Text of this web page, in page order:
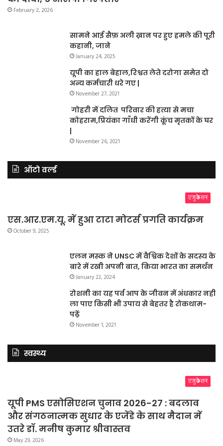
February 2, 2026
सामने आई सैफ़ अली ख़ान पर हुए हमले की पूरी
कहानी, जाने
January 24, 2025
यूपी का हाल बेहाल,रिश्वत लेते दरोगा समेत दो
अन्य कर्मचारी धरे गए |
November 27, 2021
गोहरी में दलित परिवार की हत्या से मचा
कोहराम,प्रियंका गाँधी करेंगी कूंच मृतकों के घर
|
November 26, 2021
ऑटो वर्ल्ड
एजुकेशन
एस.आर.एम.यू. में हुआ टाटा मोटर्स प्रगति कार्यक्रम
October 9, 2025
एलन मस्क ने UNSC में वैश्विक देशों के सदस्य के
बारे में रखी अपनी बात, किया भारत का समर्थन
January 23, 2024
रोशनी का यह पर्व आप के जीवन में अंधकार नहीं
ला पाए किसी भी उपाय से बेहतर है रोकथाम-
पढ़ें
November 1, 2021
स्वस्थ्य
एजुकेशन
यूपी PMS एसोसिएशन चुनाव 2026-27 : बदलाव
और संगठनात्मक सुधार के एजेंडे के साथ मैदान में
उतरे डॉ. मनीष कुमार श्रीवास्तव
May 29, 2026